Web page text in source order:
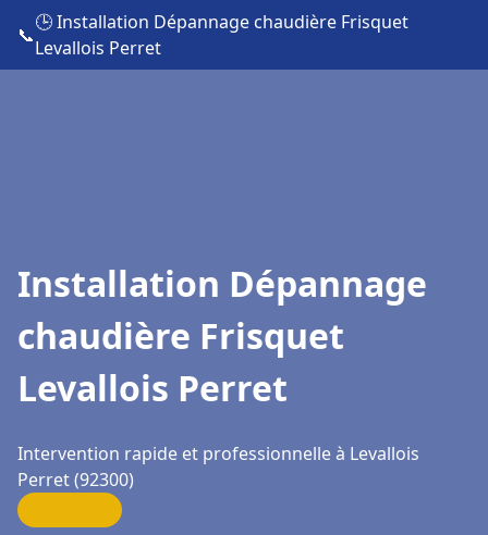
📞
🕒 Installation Dépannage chaudière Frisquet
Levallois Perret
Installation Dépannage
chaudière Frisquet
Levallois Perret
Intervention rapide et professionnelle à Levallois
Perret (92300)